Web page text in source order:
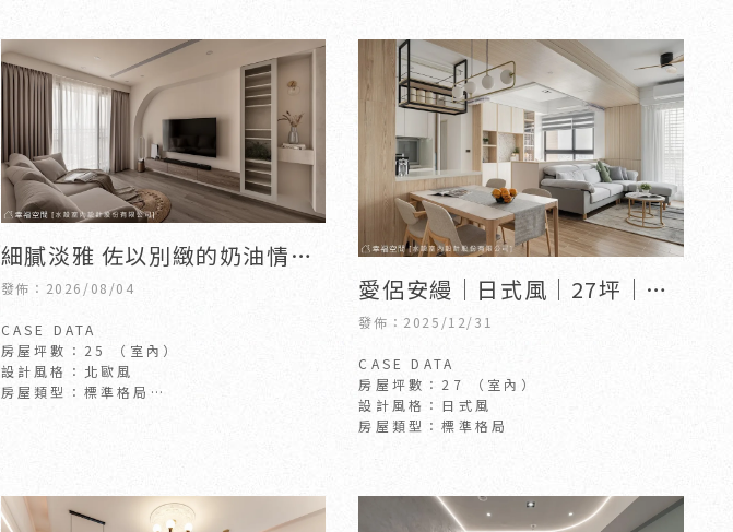
細膩淡雅 佐以別緻的奶油情調
│北歐風│25坪
發佈：2026/08/04
CASE DATA
房屋坪數：25 （室內）
設計風格：北歐風
房屋類型：標準格局
愛侶安縵│日式風│27坪｜新
竹住宅設計｜竹北住宅設計
發佈：2025/12/31
​​​​​​​CASE DATA
房屋坪數：27 （室內）
設計風格：日式風
房屋類型：標準格局